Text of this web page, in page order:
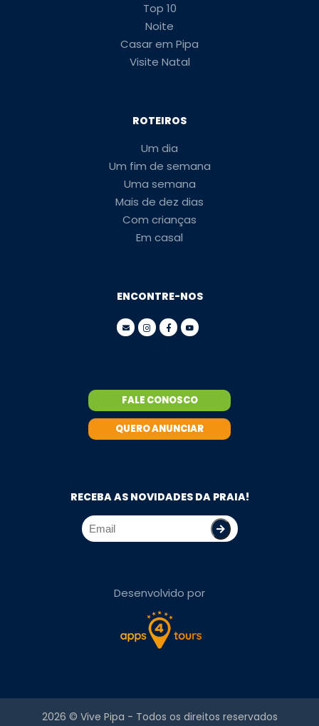
Top 10
Noite
Casar em Pipa
Visite Natal
ROTEIROS
Um dia
Um fim de semana
Uma semana
Mais de dez dias
Com crianças
Em casal
ENCONTRE-NOS
FALE CONOSCO
QUERO ANUNCIAR
RECEBA AS NOVIDADES DA PRAIA!
Desenvolvido por
2026 © Vive Pipa - Todos os direitos reservados